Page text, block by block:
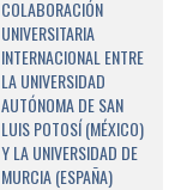
COLABORACIÓN
UNIVERSITARIA
INTERNACIONAL ENTRE
LA UNIVERSIDAD
AUTÓNOMA DE SAN
LUIS POTOSÍ (MÉXICO)
Y LA UNIVERSIDAD DE
MURCIA (ESPAÑA)